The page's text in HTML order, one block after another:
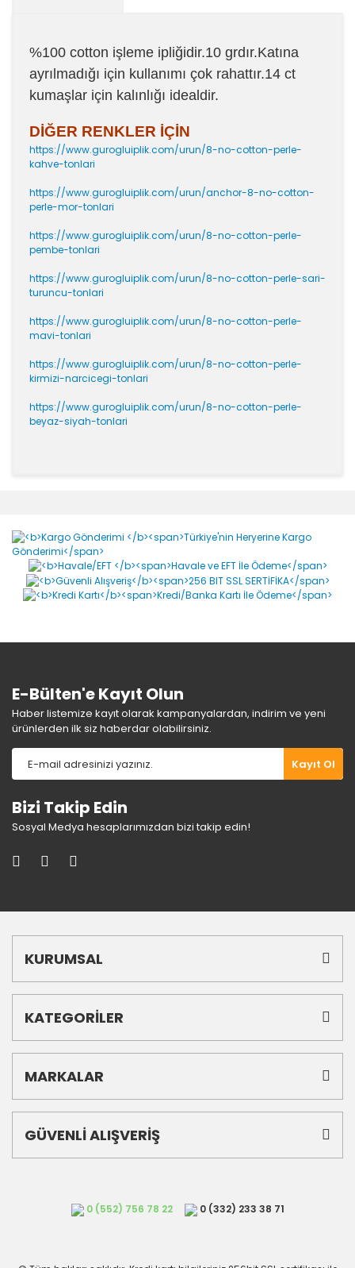
%100 cotton işleme ipliğidir.10 grdır.Katına
ayrılmadığı için kullanımı çok rahattır.14 ct
kumaşlar için kalınlığı idealdir.
DİĞER RENKLER İÇİN
https://www.gurogluiplik.com/urun/8-no-cotton-perle-
kahve-tonlari
https://www.gurogluiplik.com/urun/anchor-8-no-cotton-
perle-mor-tonlari
https://www.gurogluiplik.com/urun/8-no-cotton-perle-
pembe-tonlari
https://www.gurogluiplik.com/urun/8-no-cotton-perle-sari-
turuncu-tonlari
https://www.gurogluiplik.com/urun/8-no-cotton-perle-
mavi-tonlari
https://www.gurogluiplik.com/urun/8-no-cotton-perle-
kirmizi-narcicegi-tonlari
https://www.gurogluiplik.com/urun/8-no-cotton-perle-
beyaz-siyah-tonlari
Yorum Yaz
Ürün resmi kalitesiz, bozuk veya görüntülenemiyor.
Ürün açıklamasında eksik bilgiler bulunuyor.
Ürün bilgilerinde hatalar bulunuyor.
E-Bülten'e Kayıt Olun
Haber listemize kayıt olarak kampanyalardan, indirim ve yeni
ürünlerden ilk siz haberdar olabilirsiniz.
Kayıt Ol
Bizi Takip Edin
Sosyal Medya hesaplarımızdan bizi takip edin!
KURUMSAL
KATEGORİLER
MARKALAR
GÜVENLİ ALIŞVERİŞ
0 (552) 756 78 22 0 (332) 233 38 71